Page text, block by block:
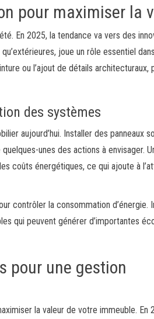
pour maximiser la
En 2025, la tendance va vers des
joue un rôle essentiel
ou l’ajout de détails architecturaux,
des systèmes
aujourd’hui. Installer des panneaux
unes des actions à envisager.
coûts énergétiques, ce qui ajoute à
contrôler la consommation d’énergie.
qui peuvent générer d’importantes
pour une gestion
la valeur de votre immeuble. En